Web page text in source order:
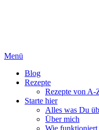
Menü
Blog
Rezepte
Rezepte von A-
Starte hier
Alles was Du
Über mich
Wie